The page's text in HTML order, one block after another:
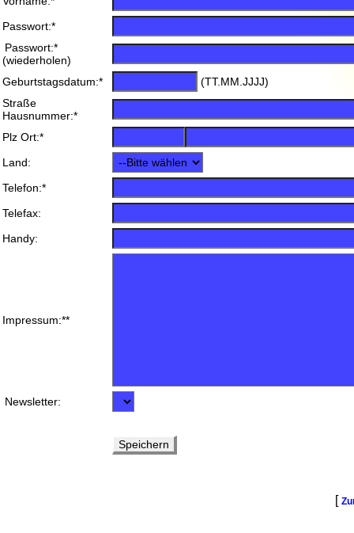
Passwort:*
Passwort:*
(wiederholen)
Geburtstagsdatum:*
(TT.MM.JJJJ)
Straße
Hausnummer:*
Plz Ort:*
Land:
Telefon:*
Telefax:
Handy:
Impressum:**
Newsletter:
[